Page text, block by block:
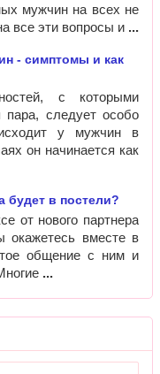
мужчин на всех не
все эти вопросы и
- симптомы и как
с которыми
пара, следует особо
у мужчин в
он начинается как
будет в постели?
от нового партнера
окажетесь вместе в
общение с ним и